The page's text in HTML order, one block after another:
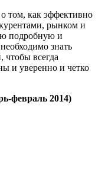
том, как эффективно
рынком и
подробную и
знать
чтобы всегда
и уверенно и четко
февраль 2014)